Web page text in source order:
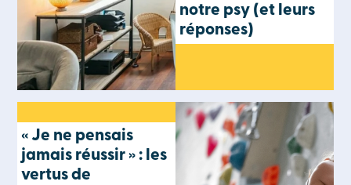
notre psy (et leurs
réponses)
« Je ne pensais
jamais réussir » : les
vertus de